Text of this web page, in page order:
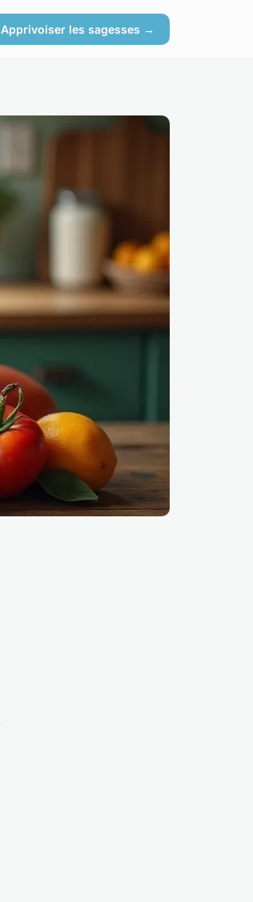
Apprivoiser les sagesses →